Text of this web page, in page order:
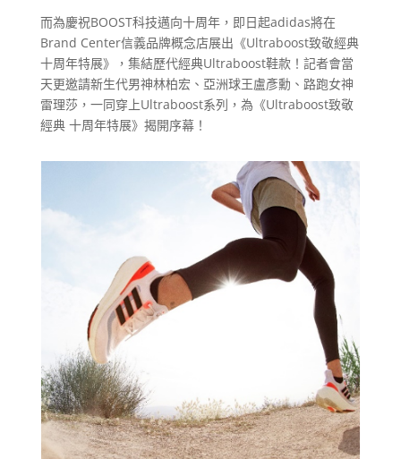
而為慶祝BOOST科技邁向十周年，即日起adidas將在
Brand Center信義品牌概念店展出《Ultraboost致敬經典
十周年特展》，集結歷代經典Ultraboost鞋款！記者會當
天更邀請新生代男神林柏宏、亞洲球王盧彥勳、路跑女神
雷理莎，一同穿上Ultraboost系列，為《Ultraboost致敬
經典 十周年特展》揭開序幕！